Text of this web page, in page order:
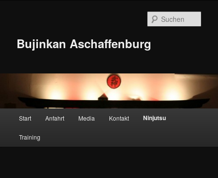
Bujinkan Aschaffenburg
Start Anfahrt Media Kontakt Ninjutsu
Training